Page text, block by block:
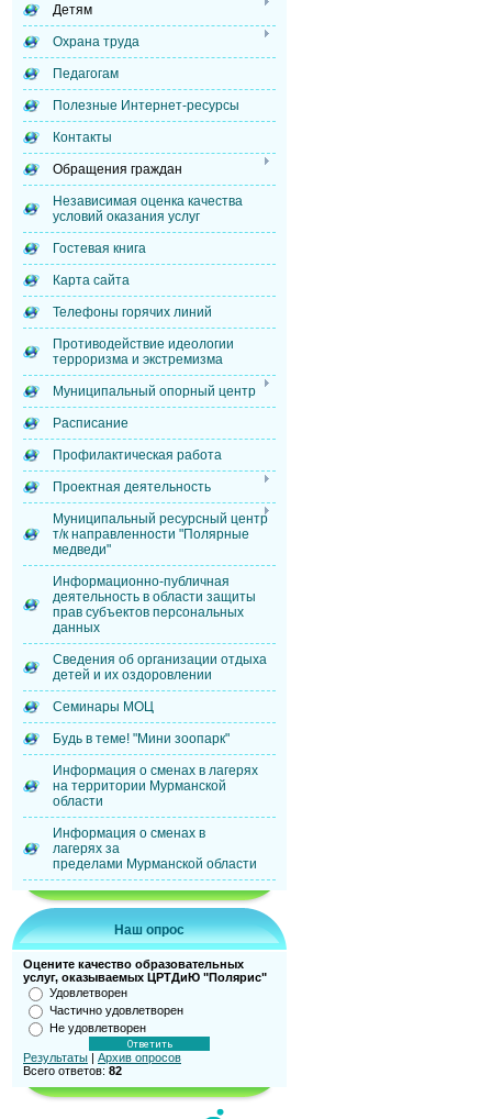
Детям
Охрана труда
Педагогам
Полезные Интернет-ресурсы
Контакты
Обращения граждан
Независимая оценка качества
условий оказания услуг
Гостевая книга
Карта сайта
Телефоны горячих линий
Противодействие идеологии
терроризма и экстремизма
Муниципальный опорный центр
Расписание
Профилактическая работа
Проектная деятельность
Муниципальный ресурсный центр
т/к направленности "Полярные
медведи"
Информационно-публичная
деятельность в области защиты
прав субъектов персональных
данных
Сведения об организации отдыха
детей и их оздоровлении
Семинары МОЦ
Будь в теме! "Мини зоопарк"
Информация о сменах в лагерях
на территории Мурманской
области
Информация о сменах в
лагерях за
пределами Мурманской области
Наш опрос
Оцените качество образовательных
услуг, оказываемых ЦРТДиЮ "Полярис"
Удовлетворен
Частично удовлетворен
Не удовлетворен
Результаты | Архив опросов
Всего ответов: 82